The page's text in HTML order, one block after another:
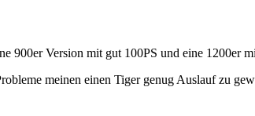
900er Version mit gut 100PS und eine 1200er
meinen einen Tiger genug Auslauf zu